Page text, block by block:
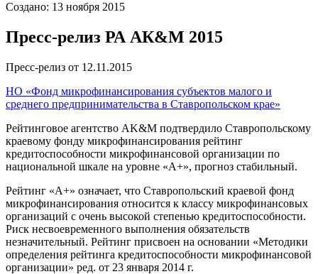
Создано: 13 ноября 2015
Пресс-релиз РА АК&M 2015
Пресс-релиз от 12.11.2015
НО «Фонд микрофинансирования субъектов малого и
среднего предпринимательства в Ставропольском крае»
Рейтинговое агентство AK&M подтвердило Ставропольскому
краевому фонду микрофинансирования рейтинг
кредитоспособности микрофинансовой организации по
национальной шкале на уровне «А+», прогноз стабильный.
Рейтинг «А+» означает, что Ставропольский краевой фонд
микрофинансирования относится к классу микрофинансовых
организаций с очень высокой степенью кредитоспособности.
Риск несвоевременного выполнения обязательств
незначительный. Рейтинг присвоен на основании «Методики
определения рейтинга кредитоспособности микрофинансовой
организации» ред. от 23 января 2014 г.